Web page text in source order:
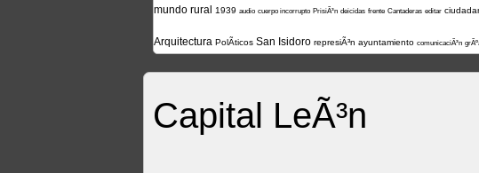
mundo rural 1939 audio cuerpo incorrupto PrisiÃ³n deicidas frente Cantaderas editar
Arquitectura PolÃ­ticos San Isidoro represiÃ³n ayuntamiento comunicaciÃ³n
Capital LeÃ³n